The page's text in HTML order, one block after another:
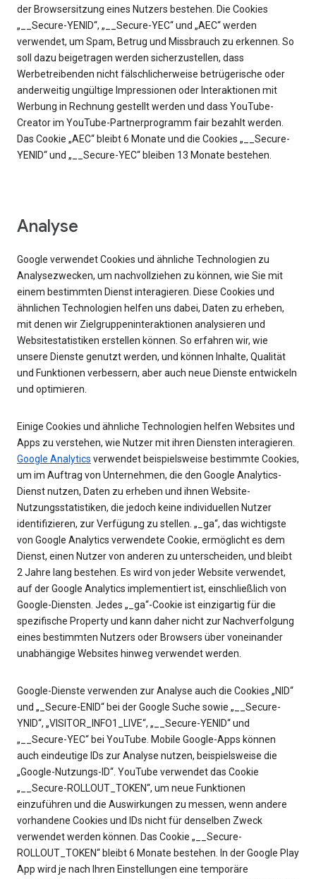
der Browsersitzung eines Nutzers bestehen. Die Cookies
„__Secure-YENID“, „__Secure-YEC“ und „AEC“ werden
verwendet, um Spam, Betrug und Missbrauch zu erkennen. So
soll dazu beigetragen werden sicherzustellen, dass
Werbetreibenden nicht fälschlicherweise betrügerische oder
anderweitig ungültige Impressionen oder Interaktionen mit
Werbung in Rechnung gestellt werden und dass YouTube-
Creator im YouTube-Partnerprogramm fair bezahlt werden.
Das Cookie „AEC“ bleibt 6 Monate und die Cookies „__Secure-
YENID“ und „__Secure-YEC“ bleiben 13 Monate bestehen.
Analyse
Google verwendet Cookies und ähnliche Technologien zu
Analysezwecken, um nachvollziehen zu können, wie Sie mit
einem bestimmten Dienst interagieren. Diese Cookies und
ähnlichen Technologien helfen uns dabei, Daten zu erheben,
mit denen wir Zielgruppeninteraktionen analysieren und
Websitestatistiken erstellen können. So erfahren wir, wie
unsere Dienste genutzt werden, und können Inhalte, Qualität
und Funktionen verbessern, aber auch neue Dienste entwickeln
und optimieren.
Einige Cookies und ähnliche Technologien helfen Websites und
Apps zu verstehen, wie Nutzer mit ihren Diensten interagieren.
Google Analytics verwendet beispielsweise bestimmte Cookies,
um im Auftrag von Unternehmen, die den Google Analytics-
Dienst nutzen, Daten zu erheben und ihnen Website-
Nutzungsstatistiken, die jedoch keine individuellen Nutzer
identifizieren, zur Verfügung zu stellen. „_ga“, das wichtigste
von Google Analytics verwendete Cookie, ermöglicht es dem
Dienst, einen Nutzer von anderen zu unterscheiden, und bleibt
2 Jahre lang bestehen. Es wird von jeder Website verwendet,
auf der Google Analytics implementiert ist, einschließlich von
Google-Diensten. Jedes „_ga“-Cookie ist einzigartig für die
spezifische Property und kann daher nicht zur Nachverfolgung
eines bestimmten Nutzers oder Browsers über voneinander
unabhängige Websites hinweg verwendet werden.
Google-Dienste verwenden zur Analyse auch die Cookies „NID“
und „_Secure-ENID“ bei der Google Suche sowie „__Secure-
YNID“, „VISITOR_INFO1_LIVE“, „__Secure-YENID“ und
„__Secure-YEC“ bei YouTube. Mobile Google-Apps können
auch eindeutige IDs zur Analyse nutzen, beispielsweise die
„Google-Nutzungs-ID“. YouTube verwendet das Cookie
„__Secure-ROLLOUT_TOKEN“, um neue Funktionen
einzuführen und die Auswirkungen zu messen, wenn andere
vorhandene Cookies und IDs nicht für denselben Zweck
verwendet werden können. Das Cookie „__Secure-
ROLLOUT_TOKEN“ bleibt 6 Monate bestehen. In der Google Play
App wird je nach Ihren Einstellungen eine temporäre